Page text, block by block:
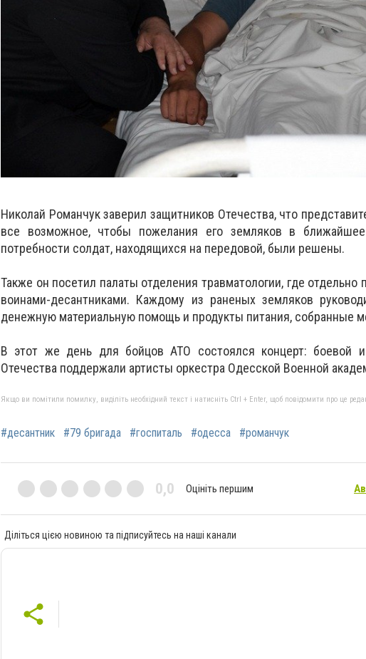
Николай Романчук заверил защитников Отечества, что
все возможное, чтобы пожелания его земляков в
потребности солдат, находящихся на передовой, были решены.
Также он посетил палаты отделения травматологии, где
воинами-десантниками. Каждому из раненых земляков
денежную материальную помощь и продукты питания, собранные
В этот же день для бойцов АТО состоялся концерт: боевой
Отечества поддержали артисты оркестра Одесской Военной
Якщо ви помітили помилку, виділіть необхідний текст і натисніть Ctrl + Enter, щоб повідомити про це
#десантник #79 бригада #госпиталь #одесса #романчук
0,0 Оцініть першим
Діліться цією новиною та підписуйтесь на наші канали